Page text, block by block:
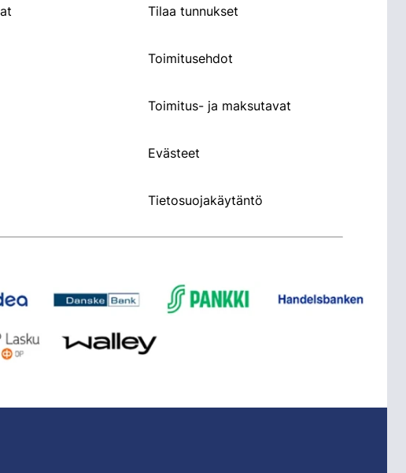
Tilaa tunnukset
Toimitusehdot
Toimitus- ja maksutavat
Evästeet
Tietosuojakäytäntö